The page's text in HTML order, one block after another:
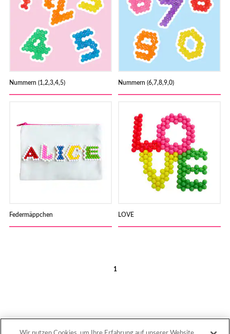
Nummern (1,2,3,4,5) Nummern (6,7,8,9,0)
Federmäppchen LOVE
1